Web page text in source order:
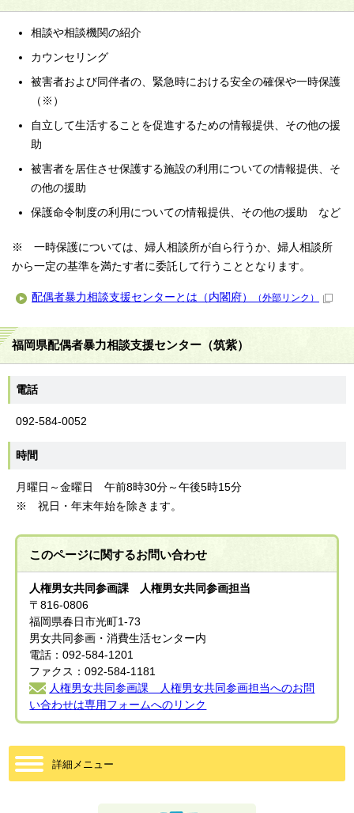
相談や相談機関の紹介
カウンセリング
被害者および同伴者の、緊急時における安全の確保や一時保護
（※）
自立して生活することを促進するための情報提供、その他の援
助
被害者を居住させ保護する施設の利用についての情報提供、そ
の他の援助
保護命令制度の利用についての情報提供、その他の援助 など
※ 一時保護については、婦人相談所が自ら行うか、婦人相談所
から一定の基準を満たす者に委託して行うこととなります。
配偶者暴力相談支援センターとは（内閣府） （外部リンク）
福岡県配偶者暴力相談支援センター（筑紫）
電話
092-584-0052
時間
月曜日～金曜日 午前8時30分～午後5時15分
※ 祝日・年末年始を除きます。
このページに関するお問い合わせ
人権男女共同参画課 人権男女共同参画担当
〒816-0806
福岡県春日市光町1-73
男女共同参画・消費生活センター内
電話：092-584-1201
ファクス：092-584-1181
人権男女共同参画課 人権男女共同参画担当へのお問
い合わせは専用フォームへのリンク
詳細メニュー